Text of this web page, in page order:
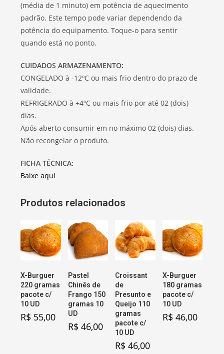
(média de 1 minuto) em potência de aquecimento
padrão. Este tempo pode variar dependendo da
potência do equipamento. Toque-o para sentir
quando está no ponto.
CUIDADOS ARMAZENAMENTO:
CONGELADO à -12ºC ou mais frio dentro do prazo de
validade.
REFRIGERADO à +4ºC ou mais frio por até 02 (dois)
dias.
Após aberto consumir em no máximo 02 (dois) dias.
Não recongelar o produto.
FICHA TÉCNICA:
Baixe aqui
Produtos relacionados
X-Burguer
220 gramas
pacote c/
10 UD
R$ 55,00
Pastel
Chinês de
Frango 150
gramas 10
UD
R$ 46,00
Croissant
de
Presunto e
Queijo 110
gramas
pacote c/
10 UD
R$ 46,00
X-Burguer
180 gramas
pacote c/
10 UD
R$ 46,00